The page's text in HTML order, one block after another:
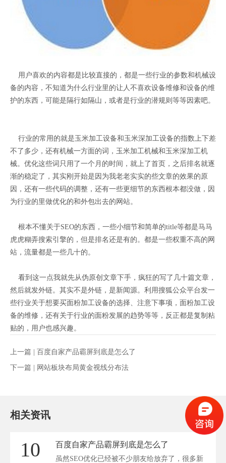
用户喜欢的内容都是比较直接的，都是一些行业的参数和机械设
备的内容，不知道为什么行业里的让人不喜欢设备维修和设备的维
护的东西，可能是隔行如隔山，或者是行业的潜规则等等因素吧。
行业的常用的就是玉米加工设备和玉米深加工设备的指数上下差
不了多少，还有机械一方面的词，玉米加工机械和玉米深加工机
械。优化这些词只用了一个月的时间，就上了首页，之后排名就逐
渐的稳定了，其实刚开始是因为我老老实实的些文章的效果的原
因，还有一些代码的调整，还有一些更细节的东西根本都没做，因
为行业的里做优化的和外包出去的网站。
根本不懂关于SEO的东西，一些小细节和简单的title等都是马马
虎虎糊弄搜索引擎的，但是排名还是有的。都是一些权重不高的网
站，流量都是一些几十的。
看到这一点我就先从伪原创文章下手，疯狂的写了几十篇文章，
然后就发外链。其实不是外链，是新闻源。利用搜狐公众平台发一
些行业关于想要买面粉加工设备的选择、注意下事项，面粉加工设
备的维修，还有关于行业的面粉发展的趋势等等，反正都是复制粘
贴的，用户也感兴趣。
上一篇 | 百度自家产品霸屏到底是怎么了
下一篇 | 网站板块布局黄金视线分布法
相关资讯
10 百度自家产品霸屏到底是怎么了
虽然SEO优化已经被不少朋友给放弃了，很多新